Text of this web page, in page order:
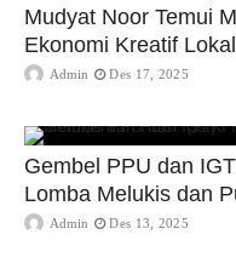
Mudyat Noor Temui
Ekonomi Kreatif
Admin Des 17, 2025
Gembel PPU dan
Lomba Melukis dan
Admin Des 13, 2025